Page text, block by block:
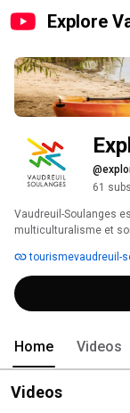
Explore
61
Vaudreuil-Soulanges
multiculturalisme et
tourismevaudreuil-
Home Videos
Videos